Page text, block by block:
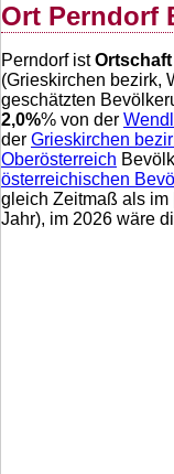
Ort Perndorf
Perndorf istOrtschaft
(Grieskirchen bezirk,
geschätzten
2,0%% von der
der Grieskirchen
Oberösterreich
österreichischen
gleich Zeitmaß als im
Jahr), im 2026 wäre